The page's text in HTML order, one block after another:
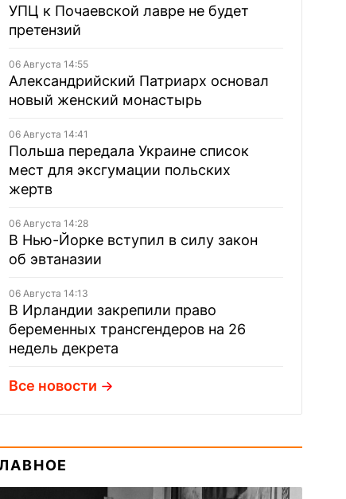
УПЦ к Почаевской лавре не будет
претензий
06 Августа 14:55
Александрийский Патриарх основал
новый женский монастырь
06 Августа 14:41
Польша передала Украине список
мест для эксгумации польских
жертв
06 Августа 14:28
В Нью-Йорке вступил в силу закон
об эвтаназии
06 Августа 14:13
В Ирландии закрепили право
беременных трансгендеров на 26
недель декрета
Все новости